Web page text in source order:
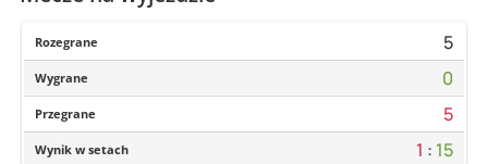
Rozegrane 5
Wygrane 0
Przegrane 5
Wynik w setach 1 : 15